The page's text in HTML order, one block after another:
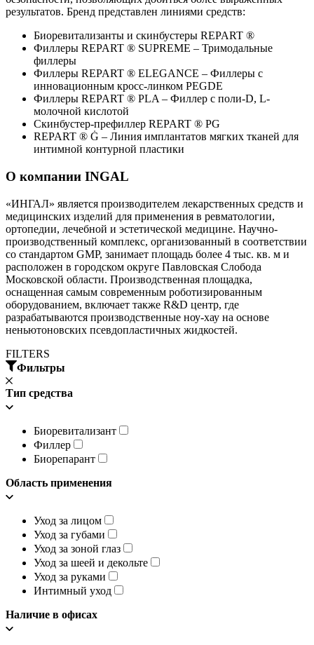
результатов. Бренд представлен линиями средств:
Биоревитализанты и скинбустеры REPART ®
Филлеры REPART ® SUPREME – Тримодальные
филлеры
Филлеры REPART ® ELEGANCE – Филлеры с
инновационным кросс-линком PEGDE
Филлеры REPART ® PLA – Филлер с поли-D, L-
молочной кислотой
Скинбустер-префиллер REPART ® PG
REPART ® Ġ – Линия имплантатов мягких тканей для
интимной контурной пластики
О компании INGAL
«ИНГАЛ» является производителем лекарственных средств и
медицинских изделий для применения в ревматологии,
ортопедии, лечебной и эстетической медицине. Научно-
производственный комплекс, организованный в соответствии
со стандартом GMP, занимает площадь более 4 тыс. кв. м и
расположен в городском округе Павловская Слобода
Московской области. Производственная площадка,
оснащенная самым современным роботизированным
оборудованием, включает также R&D центр, где
разрабатываются производственные ноу-хау на основе
неньютоновских псевдопластичных жидкостей.
FILTERS
Фильтры
Тип средства
Биоревитализант
Филлер
Биорепарант
Область применения
Уход за лицом
Уход за губами
Уход за зоной глаз
Уход за шеей и декольте
Уход за руками
Интимный уход
Наличие в офисах